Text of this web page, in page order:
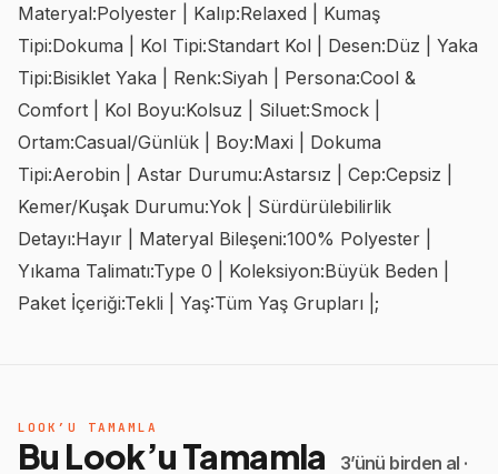
Materyal:Polyester | Kalıp:Relaxed | Kumaş
Tipi:Dokuma | Kol Tipi:Standart Kol | Desen:Düz | Yaka
Tipi:Bisiklet Yaka | Renk:Siyah | Persona:Cool &
Comfort | Kol Boyu:Kolsuz | Siluet:Smock |
Ortam:Casual/Günlük | Boy:Maxi | Dokuma
Tipi:Aerobin | Astar Durumu:Astarsız | Cep:Cepsiz |
Kemer/Kuşak Durumu:Yok | Sürdürülebilirlik
Detayı:Hayır | Materyal Bileşeni:100% Polyester |
Yıkama Talimatı:Type 0 | Koleksiyon:Büyük Beden |
Paket İçeriği:Tekli | Yaş:Tüm Yaş Grupları |;
LOOK’U TAMAMLA
Bu Look’u Tamamla 3’ünü birden al ·